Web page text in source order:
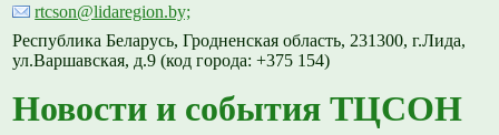
rtcson@lidaregion.by;
Республика Беларусь, Гродненская область, 231300, г.Лида,
ул.Варшавская, д.9 (код города: +375 154)
Новости и события ТЦСОН